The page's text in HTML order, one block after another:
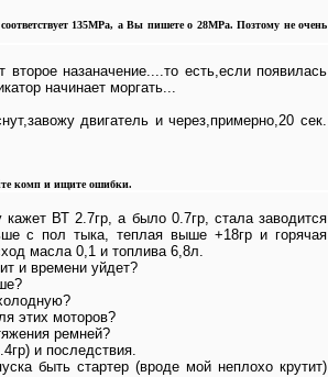
135МРа, а Вы пишете о 28МРа. Позтому не очень
назаначение....то есть,если появилась
начинает моргать...
двигатель и через,примерно,20 сек.
комп и ищите ошибки.
ВТ 2.7гр, а было 0.7гр, стала заводится
с пол тыка, теплая выше +18гр и горячая
масла 0,1 и топлива 6,8л.
и времени уйдет?
этих моторов?
ремней?
и последствия.
быть стартер (вроде мой неплохо крутит)